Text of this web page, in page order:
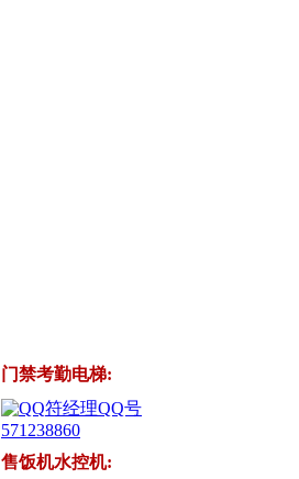
门禁考勤电梯:
符经理QQ号
571238860
售饭机水控机: